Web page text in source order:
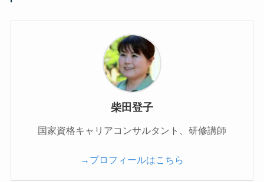
柴田登子
国家資格キャリアコンサルタント、研修講師
→プロフィールはこちら